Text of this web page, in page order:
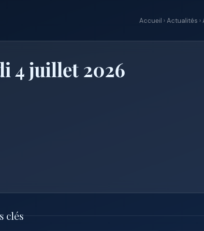
Accueil › Actualités ›
4 juillet 2026
clés